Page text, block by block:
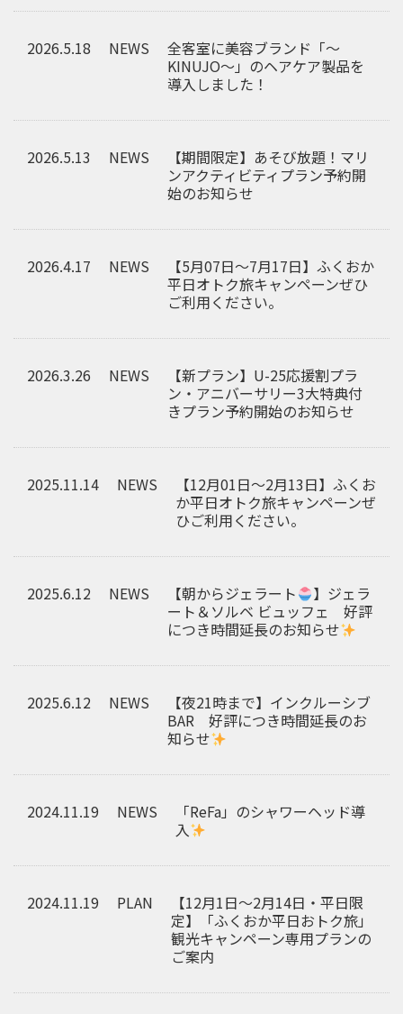
2026.5.18 NEWS
全客室に美容ブランド「～
KINUJO～」のヘアケア製品を
導入しました！
2026.5.13 NEWS
【期間限定】あそび放題！マリ
ンアクティビティプラン予約開
始のお知らせ
2026.4.17 NEWS
【5月07日～7月17日】ふくおか
平日オトク旅キャンペーンぜひ
ご利用ください。
2026.3.26 NEWS
【新プラン】U-25応援割プラ
ン・アニバーサリー3大特典付
きプラン予約開始のお知らせ
2025.11.14 NEWS
【12月01日～2月13日】ふくお
か平日オトク旅キャンペーンぜ
ひご利用ください。
2025.6.12 NEWS 【朝からジェラート
】ジェラ
ート＆ソルベ ビュッフェ 好評
につき時間延長のお知らせ
2025.6.12 NEWS
【夜21時まで】インクルーシブ
BAR 好評につき時間延長のお
知らせ
2024.11.19 NEWS
「ReFa」のシャワーヘッド導
入
2024.11.19 PLAN
【12月1日～2月14日・平日限
定】「ふくおか平日おトク旅」
観光キャンペーン専用プランの
ご案内